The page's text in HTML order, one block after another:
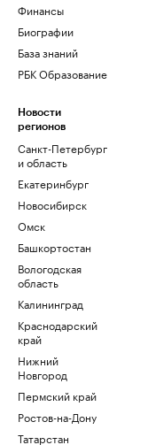
Финансы
Биографии
База знаний
РБК Образование
Новости
регионов
Санкт-Петербург
и область
Екатеринбург
Новосибирск
Омск
Башкортостан
Вологодская
область
Калининград
Краснодарский
край
Нижний
Новгород
Пермский край
Ростов-на-Дону
Татарстан